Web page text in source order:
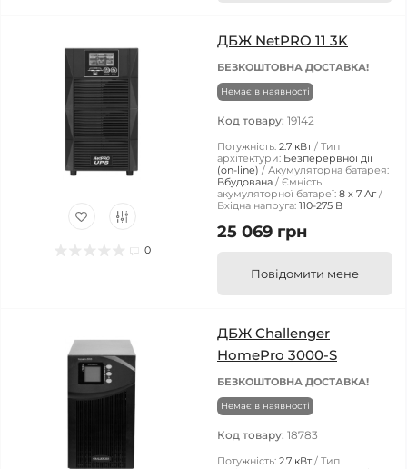
0
ДБЖ NetPRO 11 3K
БЕЗКОШТОВНА ДОСТАВКА!
Немає в наявності
Код товару: 19142
Потужність: 2.7 кВт
Тип
архітектури: Безперервної дії
(on-line)
Акумуляторна батарея:
Вбудована
Ємність
акумуляторної батареї: 8 х 7 Аг
Вхідна напруга: 110-275 В
25 069 грн
Повідомити мене
ДБЖ Challenger
HomePro 3000-S
БЕЗКОШТОВНА ДОСТАВКА!
Немає в наявності
Код товару: 18783
Потужність: 2.7 кВт
Тип